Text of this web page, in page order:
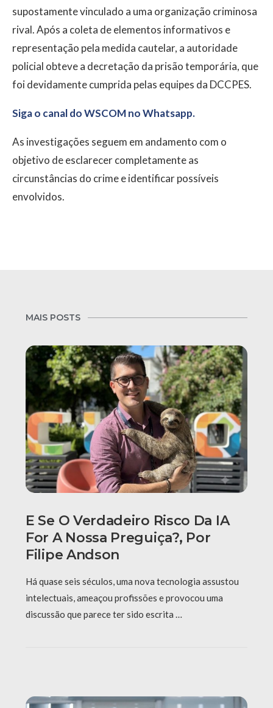
supostamente vinculado a uma organização criminosa
rival. Após a coleta de elementos informativos e
representação pela medida cautelar, a autoridade
policial obteve a decretação da prisão temporária, que
foi devidamente cumprida pelas equipes da DCCPES.
Siga o canal do WSCOM no Whatsapp.
As investigações seguem em andamento com o
objetivo de esclarecer completamente as
circunstâncias do crime e identificar possíveis
envolvidos.
MAIS POSTS
E Se O Verdadeiro Risco Da IA
For A Nossa Preguiça?, Por
Filipe Andson
Há quase seis séculos, uma nova tecnologia assustou
intelectuais, ameaçou profissões e provocou uma
discussão que parece ter sido escrita …